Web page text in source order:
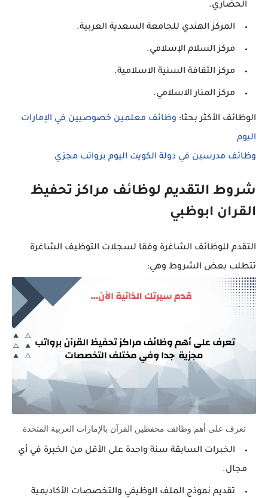
الحضاري.
المركز الهندي للجامعة السعدية العربية.
مركز السلام الإسلامي.
مركز الثقافة السنية الاسلامية.
مركز المنار الاسلامي.
الوظائف الأكثر بحثا: وظائف معلمين خصوصيين في الإمارات
اليوم
وظائف مدرسين في دولة الكويت اليوم برواتب مجزي
شروط التقديم لوظائف مراكز تحفيظ
القران ابوظبي
التقدم للوظائف الشاغرة وفقا لسجلات التوظيف الشاغرة
تتطلب بعض الشروط وهي:
تعرف على أهم وظائف محفظين القرآن بالإمارات العربية المتحدة
الخبرات السابقة سنة واحدة على الأقل من الخبرة في أي
مجال.
تقديم نموذج الملف الوظيفي والتخصصات الأكاديمية